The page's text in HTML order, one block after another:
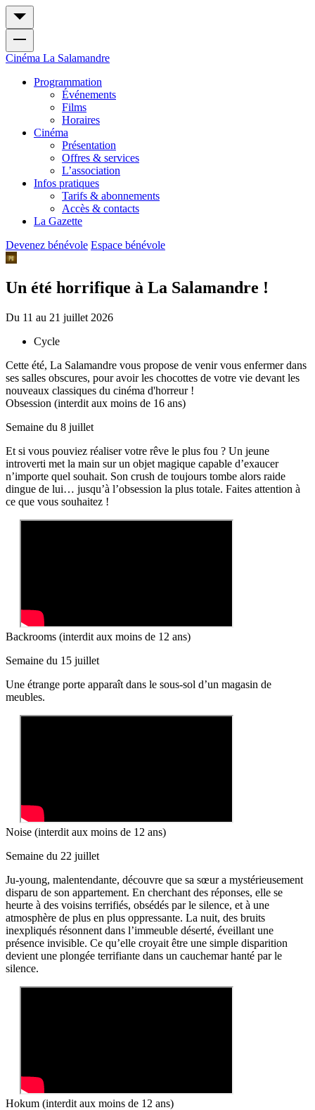
Cinéma La Salamandre
Programmation
Événements
Films
Horaires
Cinéma
Présentation
Offres & services
L’association
Infos pratiques
Tarifs & abonnements
Accès & contacts
La Gazette
Devenez bénévole Espace bénévole
Un été horrifique à La Salamandre !
Du 11 au 21 juillet 2026
Cycle
Cette été, La Salamandre vous propose de venir vous enfermer dans
ses salles obscures, pour avoir les chocottes de votre vie devant les
nouveaux classiques du cinéma d'horreur !
Obsession (interdit aux moins de 16 ans)
Semaine du 8 juillet
Et si vous pouviez réaliser votre rêve le plus fou ? Un jeune
introverti met la main sur un objet magique capable d’exaucer
n’importe quel souhait. Son crush de toujours tombe alors raide
dingue de lui… jusqu’à l’obsession la plus totale. Faites attention à
ce que vous souhaitez !
Backrooms (interdit aux moins de 12 ans)
Semaine du 15 juillet
Une étrange porte apparaît dans le sous-sol d’un magasin de
meubles.
Noise (interdit aux moins de 12 ans)
Semaine du 22 juillet
Ju-young, malentendante, découvre que sa sœur a mystérieusement
disparu de son appartement. En cherchant des réponses, elle se
heurte à des voisins terrifiés, obsédés par le silence, et à une
atmosphère de plus en plus oppressante. La nuit, des bruits
inexpliqués résonnent dans l’immeuble déserté, éveillant une
présence invisible. Ce qu’elle croyait être une simple disparition
devient une plongée terrifiante dans un cauchemar hanté par le
silence.
Hokum (interdit aux moins de 12 ans)